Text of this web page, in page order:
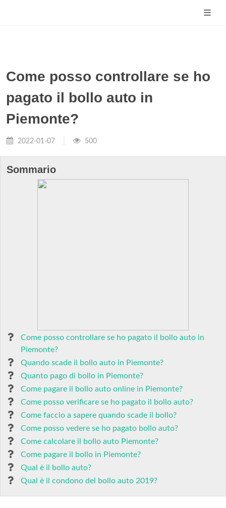
Come posso controllare se ho
pagato il bollo auto in
Piemonte?
2022-01-07 500
Sommario
Come posso controllare se ho pagato il bollo auto in
Piemonte?
Quando scade il bollo auto in Piemonte?
Quanto pago di bollo in Piemonte?
Come pagare il bollo auto online in Piemonte?
Come posso verificare se ho pagato il bollo auto?
Come faccio a sapere quando scade il bollo?
Come posso vedere se ho pagato bollo auto?
Come calcolare il bollo auto Piemonte?
Come pagare il bollo in Piemonte?
Qual è il bollo auto?
Qual è il condono del bollo auto 2019?